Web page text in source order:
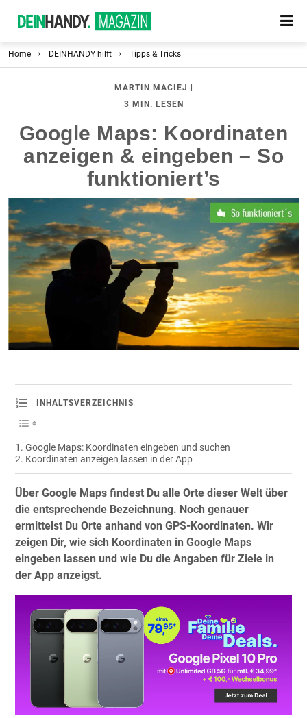
Home DEINHANDY hilft Tipps & Tricks
MARTIN MACIEJ
3 MIN. LESEN
Google Maps: Koordinaten
anzeigen & eingeben – So
funktioniert’s
INHALTSVERZEICHNIS
Google Maps: Koordinaten eingeben und suchen
Koordinaten anzeigen lassen in der App
Über Google Maps findest Du alle Orte dieser Welt über
die entsprechende Bezeichnung. Noch genauer
ermittelst Du Orte anhand von GPS-Koordinaten. Wir
zeigen Dir, wie sich Koordinaten in Google Maps
eingeben lassen und wie Du die Angaben für Ziele in
der App anzeigst.